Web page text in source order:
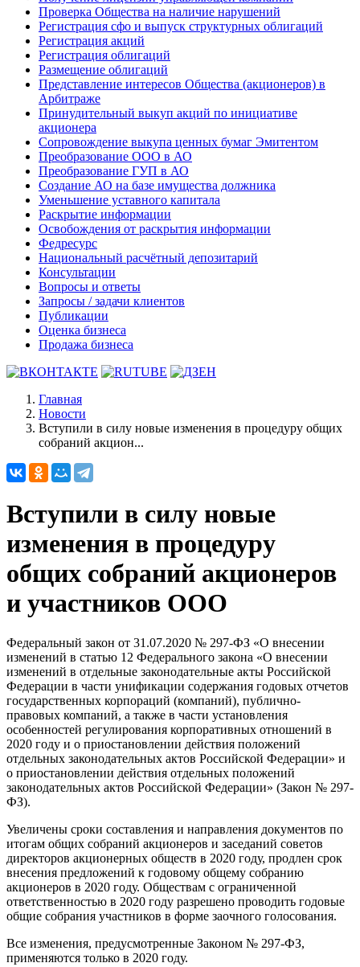
Проверка Общества на наличие нарушений
Регистрация сфо и выпуск структурных облигаций
Регистрация акций
Регистрация облигаций
Размещение облигаций
Представление интересов Общества (акционеров) в
Арбитраже
Принудительный выкуп акций по инициативе
акционера
Сопровождение выкупа ценных бумаг Эмитентом
Преобразование ООО в АО
Преобразование ГУП в АО
Создание АО на базе имущества должника
Уменьшение уставного капитала
Раскрытие информации
Освобождения от раскрытия информации
Федресурс
Национальный расчётный депозитарий
Консультации
Вопросы и ответы
Запросы / задачи клиентов
Публикации
Оценка бизнеса
Продажа бизнеса
Главная
Новости
Вступили в силу новые изменения в процедуру общих
собраний акцион...
Вступили в силу новые
изменения в процедуру
общих собраний акционеров
и участников ООО
Федеральный закон от 31.07.2020 № 297-ФЗ «О внесении
изменений в статью 12 Федерального закона «О внесении
изменений в отдельные законодательные акты Российской
Федерации в части унификации содержания годовых отчетов
государственных корпораций (компаний), публично-
правовых компаний, а также в части установления
особенностей регулирования корпоративных отношений в
2020 году и о приостановлении действия положений
отдельных законодательных актов Российской Федерации» и
о приостановлении действия отдельных положений
законодательных актов Российской Федерации» (Закон № 297-
ФЗ).
Увеличены сроки составления и направления документов по
итогам общих собраний акционеров и заседаний советов
директоров акционерных обществ в 2020 году, продлен срок
внесения предложений к годовому общему собранию
акционеров в 2020 году. Обществам с ограниченной
ответственностью в 2020 году разрешено проводить годовые
общие собрания участников в форме заочного голосования.
Все изменения, предусмотренные Законом № 297-ФЗ,
применяются только в 2020 году.